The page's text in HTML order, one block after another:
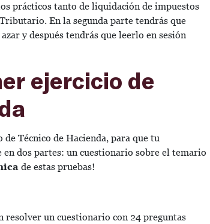
prácticos tanto de liquidación de impuestos
En la segunda parte tendrás que
y después tendrás que leerlo en sesión
ejercicio de
Técnico de Hacienda, para que tu
en dos partes: un cuestionario sobre el temario
de estas pruebas!
resolver un cuestionario con 24 preguntas